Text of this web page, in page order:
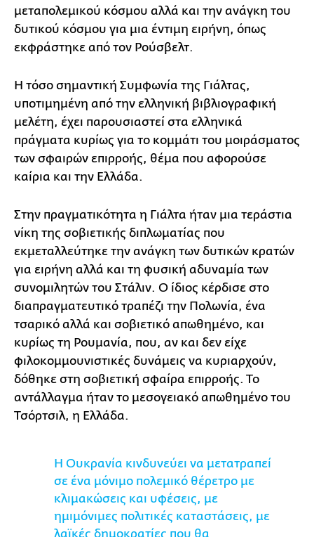
μεταπολεμικού κόσμου αλλά και την ανάγκη του
δυτικού κόσμου για μια έντιμη ειρήνη, όπως
εκφράστηκε από τον Ρούσβελτ.
Η τόσο σημαντική Συμφωνία της Γιάλτας,
υποτιμημένη από την ελληνική βιβλιογραφική
μελέτη, έχει παρουσιαστεί στα ελληνικά
πράγματα κυρίως για το κομμάτι του μοιράσματος
των σφαιρών επιρροής, θέμα που αφορούσε
καίρια και την Ελλάδα.
Στην πραγματικότητα η Γιάλτα ήταν μια τεράστια
νίκη της σοβιετικής διπλωματίας που
εκμεταλλεύτηκε την ανάγκη των δυτικών κρατών
για ειρήνη αλλά και τη φυσική αδυναμία των
συνομιλητών του Στάλιν. Ο ίδιος κέρδισε στο
διαπραγματευτικό τραπέζι την Πολωνία, ένα
τσαρικό αλλά και σοβιετικό απωθημένο, και
κυρίως τη Ρουμανία, που, αν και δεν είχε
φιλοκομμουνιστικές δυνάμεις να κυριαρχούν,
δόθηκε στη σοβιετική σφαίρα επιρροής. Το
αντάλλαγμα ήταν το μεσογειακό απωθημένο του
Τσόρτσιλ, η Ελλάδα.
Η Ουκρανία κινδυνεύει να μετατραπεί
σε ένα μόνιμο πολεμικό θέρετρο με
κλιμακώσεις και υφέσεις, με
ημιμόνιμες πολιτικές καταστάσεις, με
λαϊκές δημοκρατίες που θα